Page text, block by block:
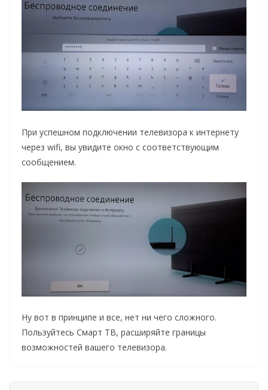
При успешном подключении телевизора к интернету
через wifi, вы увидите окно с соответствующим
сообщением.
Ну вот в принципе и все, нет ни чего сложного.
Пользуйтесь Смарт ТВ, расширяйте границы
возможностей вашего телевизора.